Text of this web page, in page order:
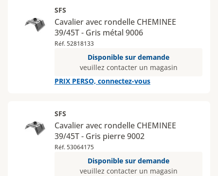
SFS
Cavalier avec rondelle CHEMINEE
39/45T - Gris métal 9006
Réf. 52818133
Disponible sur demande
veuillez contacter un magasin
PRIX PERSO, connectez-vous
SFS
Cavalier avec rondelle CHEMINEE
39/45T - Gris pierre 9002
Réf. 53064175
Disponible sur demande
veuillez contacter un magasin